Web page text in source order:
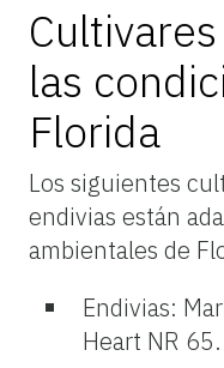
las
Florida
Los siguientes
endivias están
ambientales de
Endivias:
Heart NR 65.